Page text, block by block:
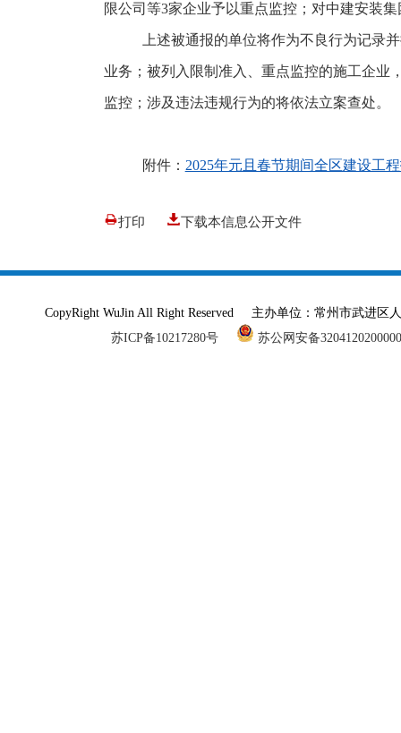
限公司等3家企业予以重点监控；对中建安装
上述被通报的单位将作为不良行为记录
业务；被列入限制准入、重点监控的施工企业
监控；涉及违法违规行为的将依法立案查处。
附件： 2025年元且春节期间全区建设工
打印 下载本信息公开文件
CopyRight WuJin All Right Reserved 主办单位：常州市武进
苏ICP备10217280号
苏公网安备